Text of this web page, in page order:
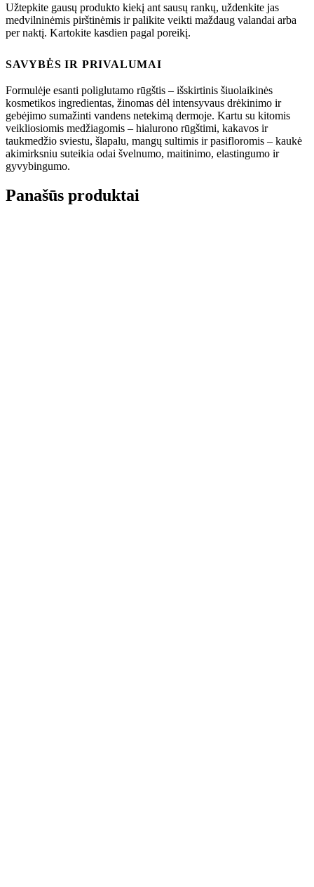
Užtepkite gausų produkto kiekį ant sausų rankų, uždenkite jas
medvilninėmis pirštinėmis ir palikite veikti maždaug valandai arba
per naktį. Kartokite kasdien pagal poreikį.
SAVYBĖS IR PRIVALUMAI
Formulėje esanti poliglutamo rūgštis – išskirtinis šiuolaikinės
kosmetikos ingredientas, žinomas dėl intensyvaus drėkinimo ir
gebėjimo sumažinti vandens netekimą dermoje. Kartu su kitomis
veikliosiomis medžiagomis – hialurono rūgštimi, kakavos ir
taukmedžio sviestu, šlapalu, mangų sultimis ir pasifloromis – kaukė
akimirksniu suteikia odai švelnumo, maitinimo, elastingumo ir
gyvybingumo.
Panašūs produktai